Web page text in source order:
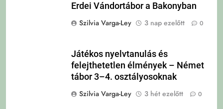
Erdei Vándortábor a Bakonyban
Szilvia Varga-Ley
3 nap ezelőtt 0
Játékos nyelvtanulás és
felejthetetlen élmények – Német
tábor 3–4. osztályosoknak
Szilvia Varga-Ley
3 hét ezelőtt 0